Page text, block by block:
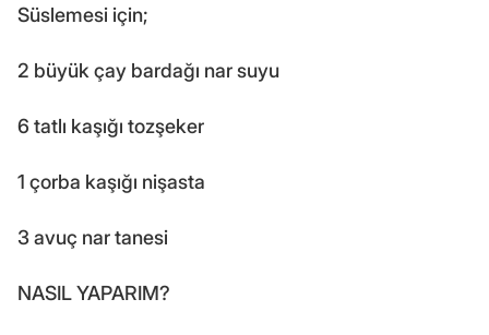
Süslemesi için;
2 büyük çay bardağı nar suyu
6 tatlı kaşığı tozşeker
1 çorba kaşığı nişasta
3 avuç nar tanesi
NASIL YAPARIM?